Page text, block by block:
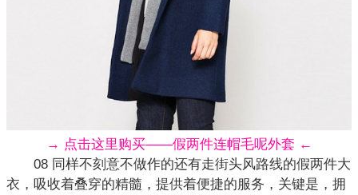
→ 点击这里购买——假两件连帽毛呢外套 ←
08 同样不刻意不做作的还有走街头风路线的假两件大
衣，吸收着叠穿的精髓，提供着便捷的服务，关键是，拥